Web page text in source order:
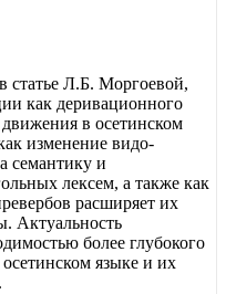
статье Л.Б. Моргоевой,
как деривационного
движения в осетинском
изменение видо-
семантику и
лексем, а также как
расширяет их
Актуальность
более глубокого
языке и их